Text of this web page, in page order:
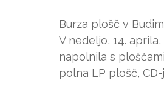
Burza plošč v
V nedeljo, 14.
napolnila s
polna LP plošč,